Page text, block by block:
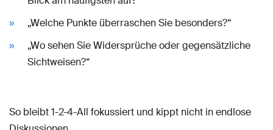
„Welche Punkte überraschen Sie besonders?“
„Wo sehen Sie Widersprüche oder gegensätzliche
Sichtweisen?“
So bleibt 1-2-4-All fokussiert und kippt nicht in endlose